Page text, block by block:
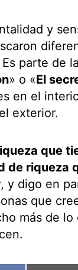
y
parte de
» o «El
en el
exterior.
que
de riqueza
, y digo en
que
más de lo